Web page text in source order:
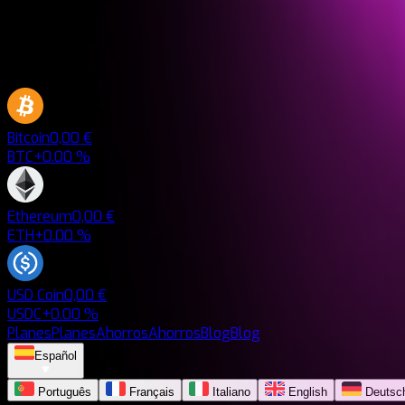
Bitcoin0,00 €
BTC+0.00 %
Ethereum0,00 €
ETH+0.00 %
USD Coin0,00 €
USDC+0.00 %
PlanesPlanesAhorrosAhorrosBlogBlog
Español
Português Français Italiano English